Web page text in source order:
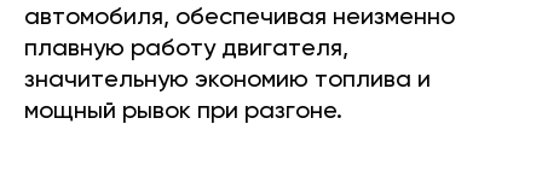
автомобиля, обеспечивая неизменно
плавную работу двигателя,
значительную экономию топлива и
мощный рывок при разгоне.